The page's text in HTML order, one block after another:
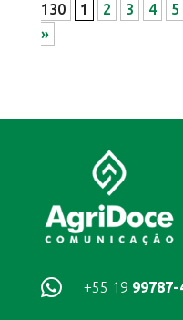
130
1 2 3 4 5
»
 +55 19 99787-